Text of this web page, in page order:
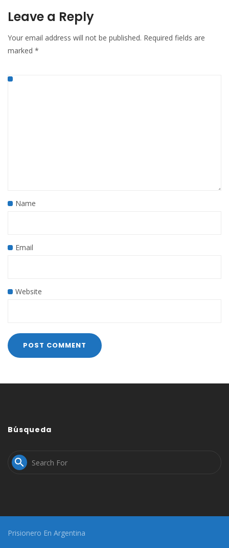
Leave a Reply
Your email address will not be published. Required fields are
marked *
Name
Email
Website
Búsqueda

Prisionero En Argentina